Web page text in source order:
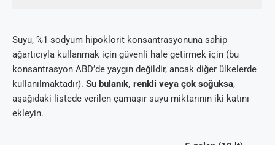
Suyu, %1 sodyum hipoklorit konsantrasyonuna sahip
ağartıcıyla kullanmak için güvenli hale getirmek için (bu
konsantrasyon ABD’de yaygın değildir, ancak diğer ülkelerde
kullanılmaktadır). Su bulanık, renkli veya çok soğuksa,
aşağıdaki listede verilen çamaşır suyu miktarının iki katını
ekleyin.